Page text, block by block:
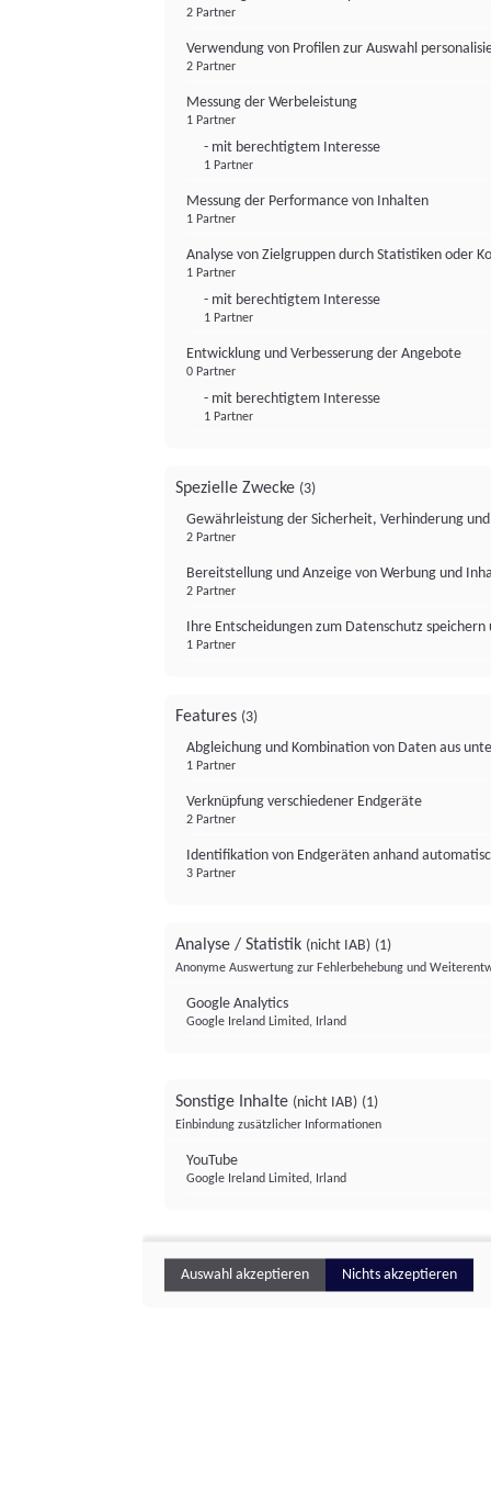
2 Partner
Verwendung von Profilen zur Auswahl
2 Partner
Messung der Werbeleistung
1 Partner
- mit berechtigtem Interesse
1 Partner
Messung der Performance von Inhalten
1 Partner
Analyse von Zielgruppen durch Statistiken oder
1 Partner
- mit berechtigtem Interesse
1 Partner
Entwicklung und Verbesserung der Angebote
0 Partner
- mit berechtigtem Interesse
1 Partner
Spezielle Zwecke (3)
Gewährleistung der Sicherheit, Verhinderung
2 Partner
Bereitstellung und Anzeige von Werbung und
2 Partner
Ihre Entscheidungen zum Datenschutz
1 Partner
Features (3)
Abgleichung und Kombination von Daten aus
1 Partner
Verknüpfung verschiedener Endgeräte
2 Partner
Identifikation von Endgeräten anhand
3 Partner
Analyse / Statistik (nicht IAB) (1)
Anonyme Auswertung zur Fehlerbehebung und
Google Analytics
Google Ireland Limited, Irland
Sonstige Inhalte (nicht IAB) (1)
Einbindung zusätzlicher Informationen
YouTube
Google Ireland Limited, Irland
Auswahl akzeptieren Nichts akzeptieren